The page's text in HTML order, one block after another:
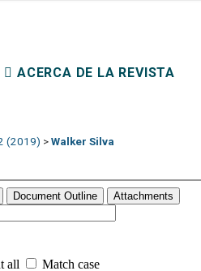
ACERCA DE LA REVISTA
(2019) > Walker Silva